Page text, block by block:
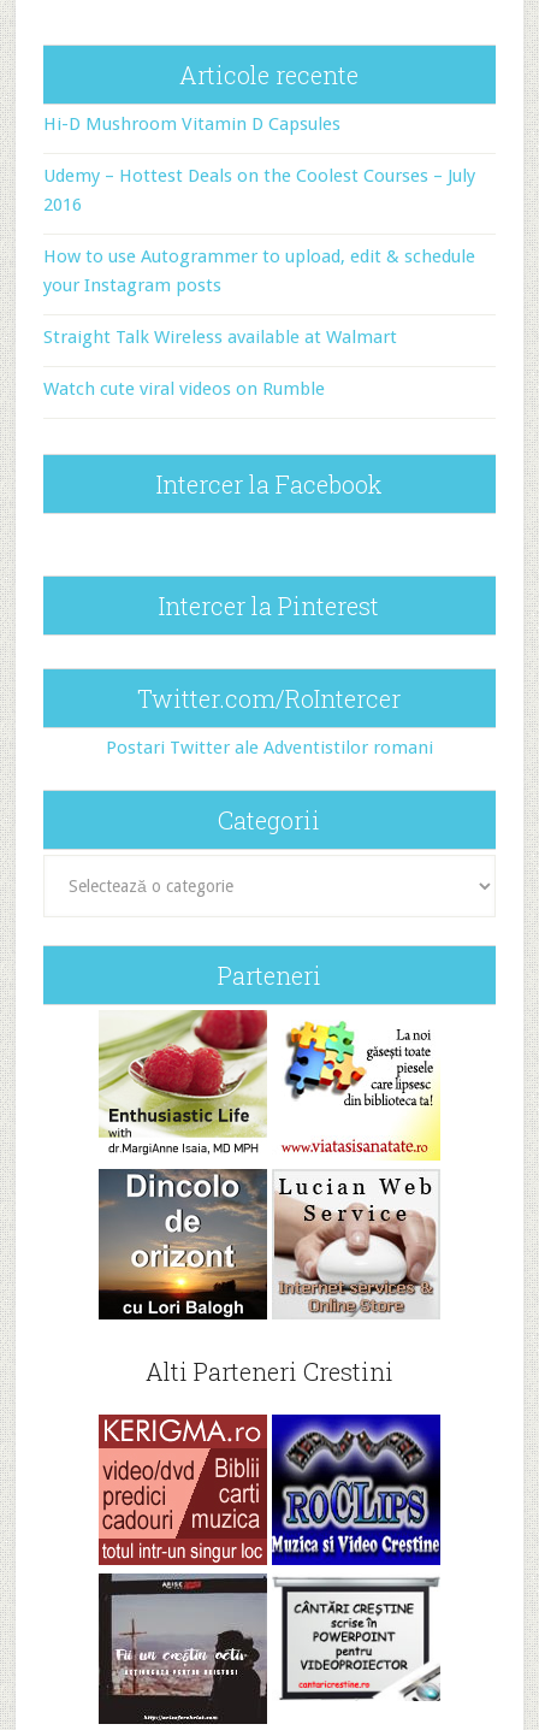
Articole recente
Hi-D Mushroom Vitamin D Capsules
Udemy – Hottest Deals on the Coolest Courses – July
2016
How to use Autogrammer to upload, edit & schedule
your Instagram posts
Straight Talk Wireless available at Walmart
Watch cute viral videos on Rumble
Intercer la Facebook
Intercer la Pinterest
Twitter.com/RoIntercer
Postari Twitter ale Adventistilor romani
Categorii
Parteneri
Alti Parteneri Crestini